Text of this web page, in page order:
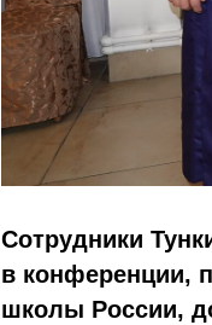
Сотрудники
в конференции,
школы России,